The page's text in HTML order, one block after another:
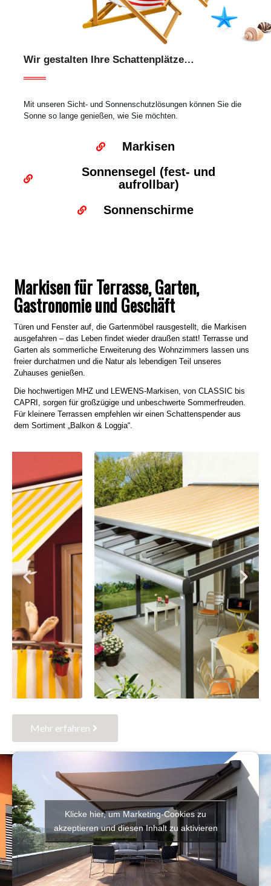
Wir gestalten Ihre Schattenplätze…
Mit unseren Sicht- und Sonnenschutzlösungen können Sie die
Sonne so lange genießen, wie Sie möchten.
Markisen
Sonnensegel (fest- und
aufrollbar)
Sonnenschirme
Markisen für Terrasse, Garten,
Gastronomie und Geschäft
Türen und Fenster auf, die Gartenmöbel rausgestellt, die Markisen
ausgefahren – das Leben findet wieder draußen statt! Terrasse und
Garten als sommerliche Erweiterung des Wohnzimmers lassen uns
freier durchatmen und die Natur als lebendigen Teil unseres
Zuhauses genießen.
Die hochwertigen MHZ und LEWENS-Markisen, von CLASSIC bis
CAPRI, sorgen für großzügige und unbeschwerte Sommerfreuden.
Für kleinere Terrassen empfehlen wir einen Schattenspender aus
dem Sortiment „Balkon & Loggia“.
Mehr erfahren
Klicke hier, um Marketing-Cookies zu
akzeptieren und diesen Inhalt zu aktivieren